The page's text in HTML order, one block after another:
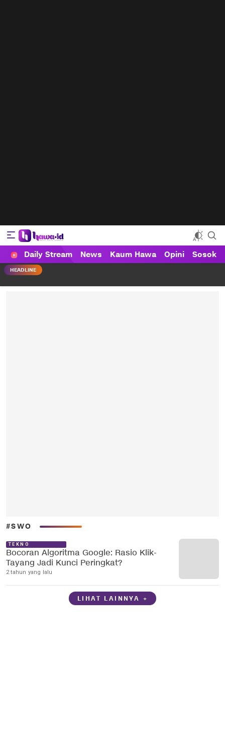
HAWA
Haluan Wanita Indonesia
Daily Stream News Kaum Hawa Opini Sosok
HEADLINE
#SWO
TEKNO
Bocoran Algoritma Google: Rasio Klik-
Tayang Jadi Kunci Peringkat?
2 tahun yang lalu
LIHAT LAINNYA +